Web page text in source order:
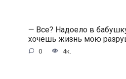
— Все? Надоело в
хочешь жизнь мою
0 4к.